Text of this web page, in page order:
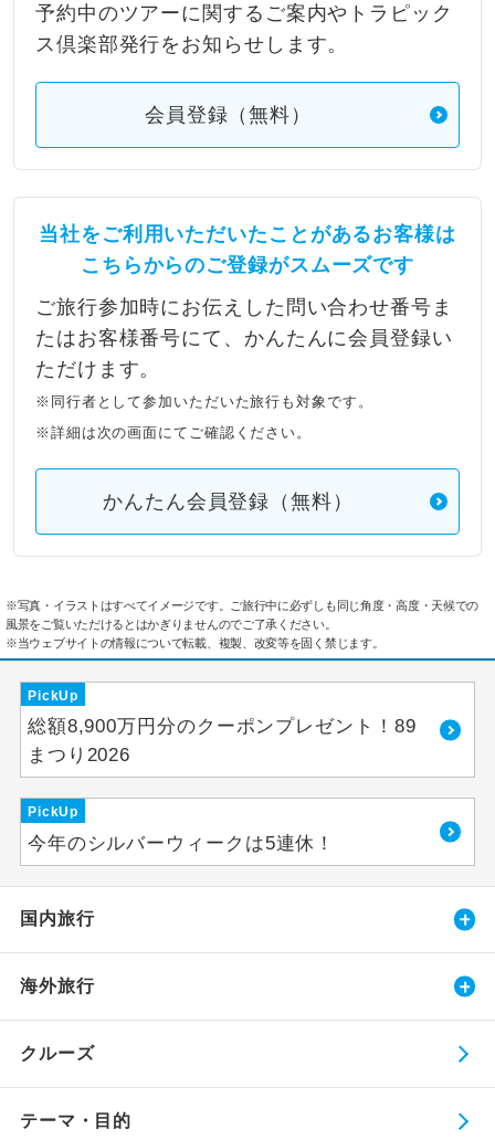
予約中のツアーに関するご案内やトラピック
ス倶楽部発行をお知らせします。
会員登録（無料）
当社をご利用いただいたことがあるお客様は
こちらからのご登録がスムーズです
ご旅行参加時にお伝えした問い合わせ番号ま
たはお客様番号にて、かんたんに会員登録い
ただけます。
※同行者として参加いただいた旅行も対象です。
※詳細は次の画面にてご確認ください。
かんたん会員登録（無料）
※写真・イラストはすべてイメージです。ご旅行中に必ずしも同じ角度・高度・天候での
風景をご覧いただけるとはかぎりませんのでご了承ください。
※当ウェブサイトの情報について転載、複製、改変等を固く禁じます。
PickUp
総額8,900万円分のクーポンプレゼント！89
まつり2026
PickUp
今年のシルバーウィークは5連休！
国内旅行
海外旅行
クルーズ
テーマ・目的